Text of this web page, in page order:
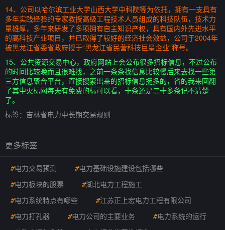
14、公司以哈尔滨工业大学山西大学中科院等为依托，拥有一支具有
多年实践经验的专家教授高级工程技术人员组成的科技队伍，技术力
量雄厚，多年来研发了多项拥有自主知识产权，具有国内外先进水平
的高科技产业项目，并已取得了较好的经济社会效益，公司于2004年
被黑龙江省委省政府授于“黑龙江省民营科技巨星企业”称号。
15、公共资源交易中心，政府网站上会公布很多招标信息，不过公布
的时间比较晚而且很难找，之前一条条找信息比较慢后来去找一些第
三方信息聚合平台，直接搜索出来的招标信息挺多的，省的我来回翻
了其中火标网每天有免费的标可以看，十条还是二十多条记不清楚
了。
标签： 吉林省电力中长期交易规则
更多标签
#电力交易预测 #电力基础设施建设包括哪些
#电力板块的股票 #湖北电力工程施工
#电力系统特点有哪些 #江苏正上宏电力工程有限公司
#电力打孔器 #电力公司的主要业务 #电力系统的运行